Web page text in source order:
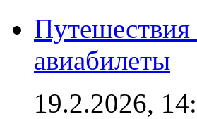
авиабилеты
19.2.2026,